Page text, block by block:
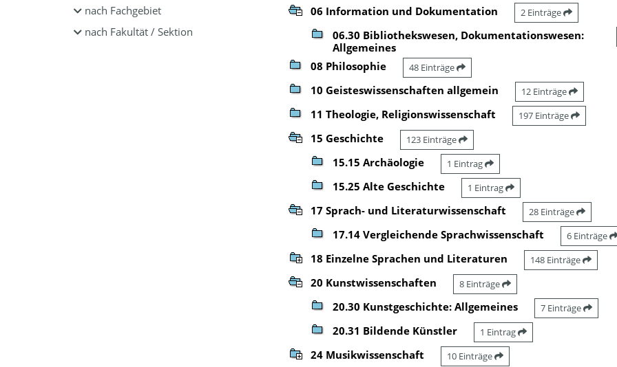
nach Fachgebiet
nach Fakultät / Sektion
06 Information und Dokumentation 2 Einträge
06.30 Bibliothekswesen, Dokumentationswesen:
Allgemeines
08 Philosophie 48 Einträge
10 Geisteswissenschaften allgemein 12 Einträge
11 Theologie, Religionswissenschaft 197 Einträge
15 Geschichte 123 Einträge
15.15 Archäologie 1 Eintrag
15.25 Alte Geschichte 1 Eintrag
17 Sprach- und Literaturwissenschaft 28 Einträge
17.14 Vergleichende Sprachwissenschaft 6 Einträge
18 Einzelne Sprachen und Literaturen 148 Einträge
20 Kunstwissenschaften 8 Einträge
20.30 Kunstgeschichte: Allgemeines 7 Einträge
20.31 Bildende Künstler 1 Eintrag
24 Musikwissenschaft 10 Einträge